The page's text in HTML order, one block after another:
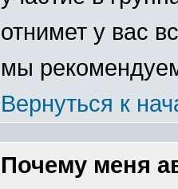
отнимет у вас
мы
Вернуться к
Почему меня